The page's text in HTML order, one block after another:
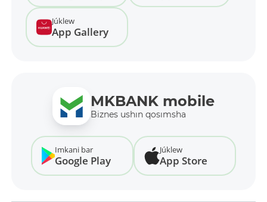
Júklew
App Gallery
MKBANK mobile
Biznes ushın qosımsha
Imkani bar
Google Play
Júklew
App Store